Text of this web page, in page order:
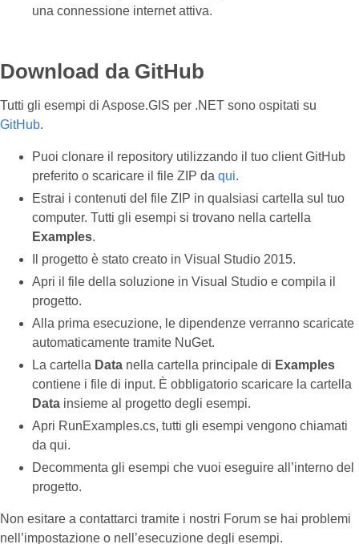
una connessione internet attiva.
Download da GitHub
Tutti gli esempi di Aspose.GIS per .NET sono ospitati su
GitHub.
Puoi clonare il repository utilizzando il tuo client GitHub
preferito o scaricare il file ZIP da qui.
Estrai i contenuti del file ZIP in qualsiasi cartella sul tuo
computer. Tutti gli esempi si trovano nella cartella
Examples.
Il progetto è stato creato in Visual Studio 2015.
Apri il file della soluzione in Visual Studio e compila il
progetto.
Alla prima esecuzione, le dipendenze verranno scaricate
automaticamente tramite NuGet.
La cartella Data nella cartella principale di Examples
contiene i file di input. È obbligatorio scaricare la cartella
Data insieme al progetto degli esempi.
Apri RunExamples.cs, tutti gli esempi vengono chiamati
da qui.
Decommenta gli esempi che vuoi eseguire all’interno del
progetto.
Non esitare a contattarci tramite i nostri Forum se hai problemi
nell’impostazione o nell’esecuzione degli esempi.